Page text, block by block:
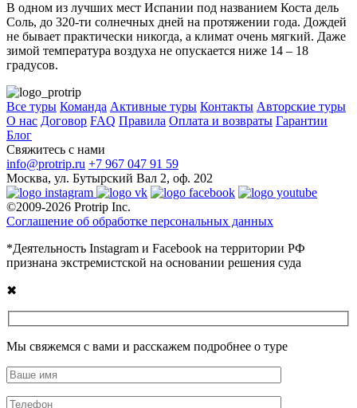
В одном из лучших мест Испании под названием Коста дель
Соль, до 320-ти солнечных дней на протяжении года. Дождей
не бывает практически никогда, а климат очень мягкий. Даже
зимой температура воздуха не опускается ниже 14 – 18
градусов.
Все туры Команда Активные туры Контакты Авторские туры
О нас Договор FAQ Правила Оплата и возвраты Гарантии
Блог
Свяжитесь с нами
info@protrip.ru +7 967 047 91 59
Москва, ул. Бутырский Вал 2, оф. 202
©2009-2026 Protrip Inc.
Соглашение об обработке персональных данных
*Деятельность Instagram и Facebook на территории РФ
признана экстремистской на основании решения суда
✖
Мы свяжемся с вами и расскажем подробнее о туре